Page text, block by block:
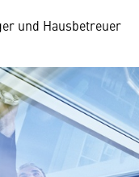
und Hausbetreuer